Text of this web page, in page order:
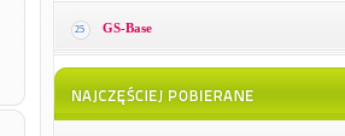
25 GS-Base